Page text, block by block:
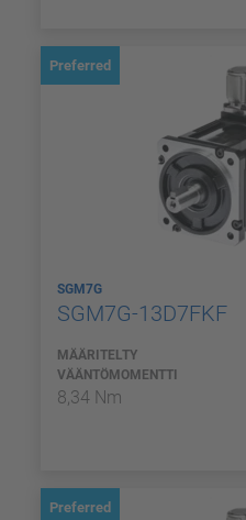
Preferred
SGM7G
SGM7G-13D7FKF
MÄÄRITELTY
VÄÄNTÖMOMENTTI
8,34 Nm
Preferred